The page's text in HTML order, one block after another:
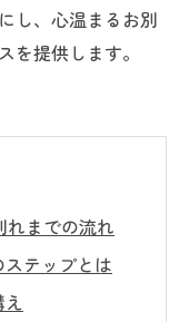
し、心温まるお別
を提供します。
れまでの流れ
テップとは